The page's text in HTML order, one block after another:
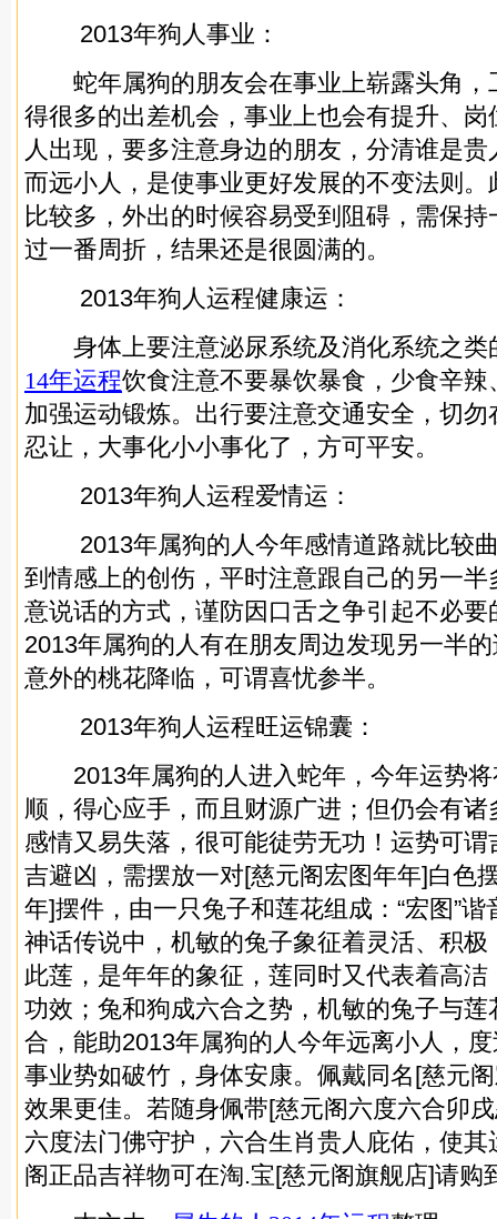
2013年狗人事业：
蛇年属狗的朋友会在事业上崭露头角，
得很多的出差机会，事业上也会有提升、
人出现，要多注意身边的朋友，分清谁是
而远小人，是使事业更好发展的不变法则
比较多，外出的时候容易受到阻碍，需保
过一番周折，结果还是很圆满的。
2013年狗人运程健康运：
身体上要注意泌尿系统及消化系统之类
14年运程饮食注意不要暴饮暴食，少食辛
加强运动锻炼。出行要注意交通安全，切
忍让，大事化小小事化了，方可平安。
2013年狗人运程爱情运：
2013年属狗的人今年感情道路就比较曲
到情感上的创伤，平时注意跟自己的另一
意说话的方式，谨防因口舌之争引起不必
2013年属狗的人有在朋友周边发现另一半
意外的桃花降临，可谓喜忧参半。
2013年狗人运程旺运锦囊：
2013年属狗的人进入蛇年，今年运势将
顺，得心应手，而且财源广进；但仍会有
感情又易失落，很可能徒劳无功！运势可
吉避凶，需摆放一对[慈元阁宏图年年]白色
年]摆件，由一只兔子和莲花组成：“宏图”谐
神话传说中，机敏的兔子象征着灵活、积极
此莲，是年年的象征，莲同时又代表着高
功效；兔和狗成六合之势，机敏的兔子与
合，能助2013年属狗的人今年远离小人，
事业势如破竹，身体安康。佩戴同名[慈元
效果更佳。若随身佩带[慈元阁六度六合卯
六度法门佛守护，六合生肖贵人庇佑，使
阁正品吉祥物可在淘.宝[慈元阁旗舰店]请购